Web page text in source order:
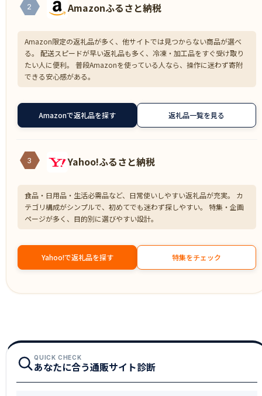
2 Amazonふるさと納税
Amazon限定の返礼品が多く、他サイトでは見つからない商品が選べ
る。 配送スピードが早い返礼品も多く、冷凍・加工品をすぐ受け取り
たい人に便利。 普段Amazonを使っている人なら、操作に迷わず寄附
できる安心感がある。
Amazonで返礼品を探す 返礼品一覧を見る
3 Yahoo!ふるさと納税
食品・日用品・生活必需品など、日常使いしやすい返礼品が充実。 カ
テゴリ構成がシンプルで、初めてでも迷わず探しやすい。 特集・企画
ページが多く、目的別に選びやすい設計。
Yahoo!で返礼品を探す 特集をチェック
QUICK CHECK
あなたに合う通販サイト診断